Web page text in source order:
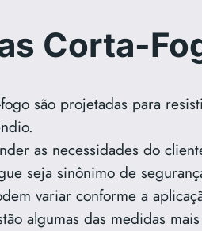
Corta-
são projetadas para
as necessidades do
seja sinônimo de
variar conforme a
algumas das medidas